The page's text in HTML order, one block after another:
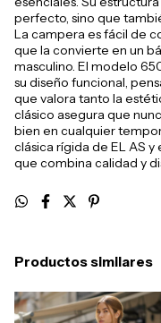
perfecto, sino que
La campera es fácil de
que la convierte en un
masculino. El modelo
su diseño funcional,
que valora tanto la
clásico asegura que
bien en cualquier
clásica rígida de EL AS
que combina calidad y
Productos similares